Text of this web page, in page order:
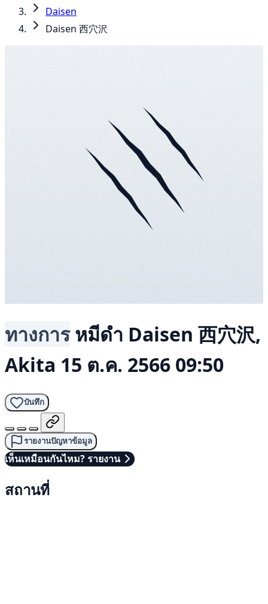
Daisen
Daisen 西穴沢
ทางการ หมีดำ Daisen 西穴沢,
Akita 15 ต.ค. 2566 09:50
บันทึก
รายงานปัญหาข้อมูล
เห็นเหมือนกันไหม? รายงาน
สถานที่